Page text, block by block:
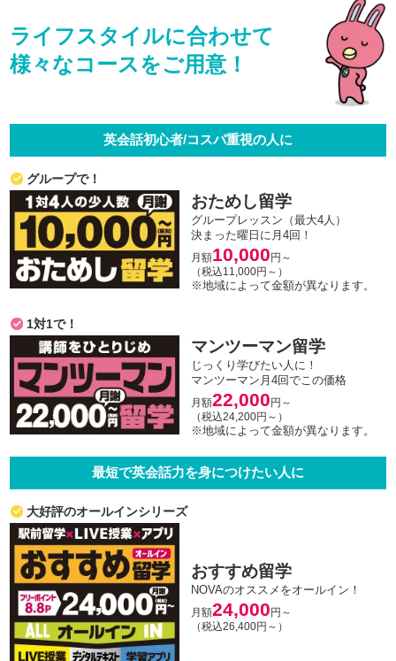
ライフスタイルに合わせて
様々なコースをご用意！
英会話初心者/コスパ重視の人に
グループで！
おためし留学
グループレッスン（最大4人）
決まった曜日に月4回！
月額10,000 円～
（税込11,000円～）
※地域によって金額が異なります。
1対1で！
マンツーマン留学
じっくり学びたい人に！
マンツーマン月4回でこの価格
月額22,000 円～
（税込24,200円～）
※地域によって金額が異なります。
最短で英会話力を身につけたい人に
大好評のオールインシリーズ
おすすめ留学
NOVAのオススメをオールイン！
月額24,000 円～
（税込26,400円～）